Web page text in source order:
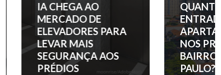
IA CHEGA AO
MERCADO DE
ELEVADORES PARA
LEVAR MAIS
SEGURANÇA AOS
PRÉDIOS
QUANTO
ENTRADA
NOS
BAIRROS
PAULO?